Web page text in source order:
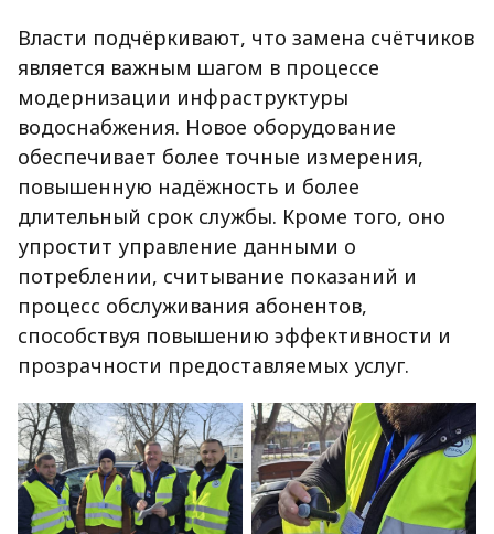
Власти подчёркивают, что замена счётчиков
является важным шагом в процессе
модернизации инфраструктуры
водоснабжения. Новое оборудование
обеспечивает более точные измерения,
повышенную надёжность и более
длительный срок службы. Кроме того, оно
упростит управление данными о
потреблении, считывание показаний и
процесс обслуживания абонентов,
способствуя повышению эффективности и
прозрачности предоставляемых услуг.